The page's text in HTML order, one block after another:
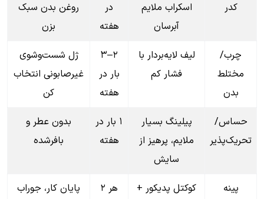
کدر
اسکراب ملایم
آبرسان
در
هفته
روغن بدن سبک
بزن
چرب/
مختلط
بدن
لیف لایه‌بردار با
فشار کم
۲–۳
بار در
هفته
ژل شست‌وشوی
غیرصابونی انتخاب
کن
حساس/
تحریک‌پذیر
پیلینگ بسیار
ملایم، پرهیز از
سایش
۱ بار در
هفته
بدون عطر و
بافرشده
پینه
کوکتل پدیکور +
هر ۲
پایان کار، جوراب